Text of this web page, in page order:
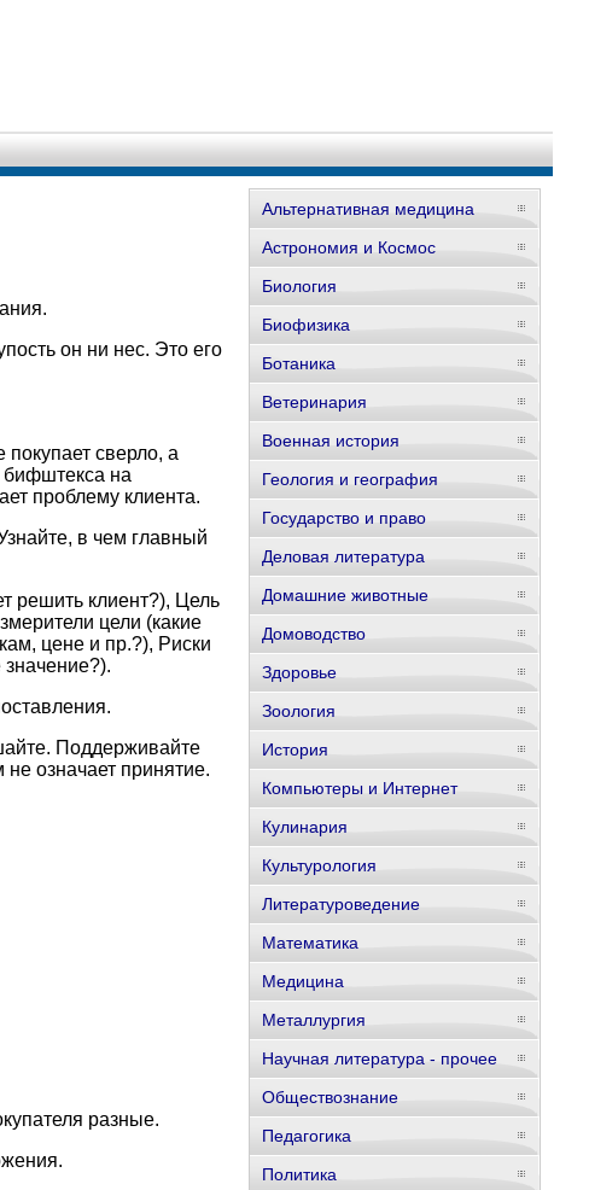
он ни нес. Это его
сверло, а
бифштекса на
проблему клиента.
в чем главный
решить клиент?), Цель
цели (какие
цене и пр.?), Риски
Поддерживайте
означает принятие.
разные.
Альтернативная медицина
Астрономия и Космос
Биология
Биофизика
Ботаника
Ветеринария
Военная история
Геология и география
Государство и право
Деловая литература
Домашние животные
Домоводство
Здоровье
Зоология
История
Компьютеры и Интернет
Кулинария
Культурология
Литературоведение
Математика
Медицина
Металлургия
Научная литература - прочее
Обществознание
Педагогика
Политика